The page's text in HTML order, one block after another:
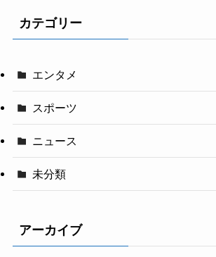
カテゴリー
エンタメ
スポーツ
ニュース
未分類
アーカイブ